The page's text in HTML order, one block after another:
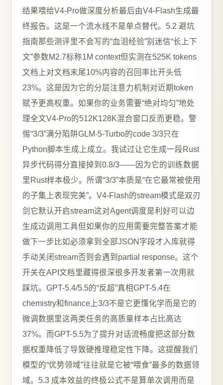
结果喂给V4-Pro做深度分析最后由V4-Flash生成最
终报告。这是一个流水线不是单点替代。5.2 避坑
指南那些测评里不会写的“血泪经验”别迷信“长上下
文”参数M2.7标称1M context但实测在525K tokens
文档上对文档末尾10%内容的召回率比开头低
23%。这是因为它的分层注意力机制对近期token
赋予更高权重。如果你的业务需要“绝对均匀”地处
理全文V4-Pro的512K128K混合窗口反而更稳。警
惕“3/3”满分陷阱GLM-5-Turbo的code 3/3只在
Python脚本生成上成立。我试过让它生成一段Rust
异步代码得分直接掉到0.8/3——因为它的训练数据
里Rust样本极少。所谓“3/3”本质是“在它最常被使用
的子集上表现完美”。V4-Flash的stream模式是双刃
剑它默认开启stream这对Agent调度是利好可以边
生成边调用工具但如果你的应用需要完整答案才能
做下一步比如必须拿到全部JSON字段才入库就得
手动关闭stream否则会遇到partial response。这个
开关在API文档里藏得很深很多开发者第一次用就
踩坑。GPT-5.4/5.5的“反超”真相GPT-5.4在
chemistry和finance上3/3不是它更懂化学而是它的
微调数据里这两类任务的高质量样本占比高达
37%。而GPT-5.5为了提升对话流畅度把这部分数
据权重降低了导致硬推理稳定性下降。这提醒我们
模型的“优势领域”往往就是它被“喂食”最多的数据领
域。5.3 成本效益的终极公式不是算单次调用而是